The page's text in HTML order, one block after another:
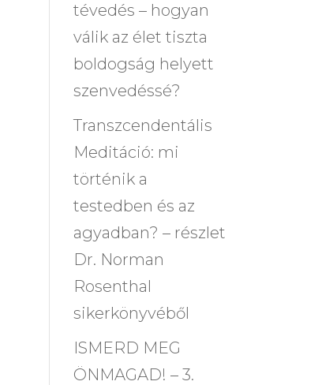
tévedés – hogyan
válik az élet tiszta
boldogság helyett
szenvedéssé?
Transzcendentális
Meditáció: mi
történik a
testedben és az
agyadban? – részlet
Dr. Norman
Rosenthal
sikerkönyvéből
ISMERD MEG
ÖNMAGAD! – 3.